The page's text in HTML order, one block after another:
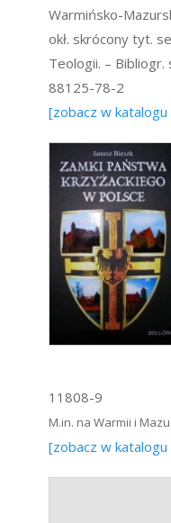
Warmińsko-
okł. skrócony tyt.
Teologii. –
88125-78-2
[zobacz w katalogu
11808-9
M.in. na Warmii i
[zobacz w katalogu